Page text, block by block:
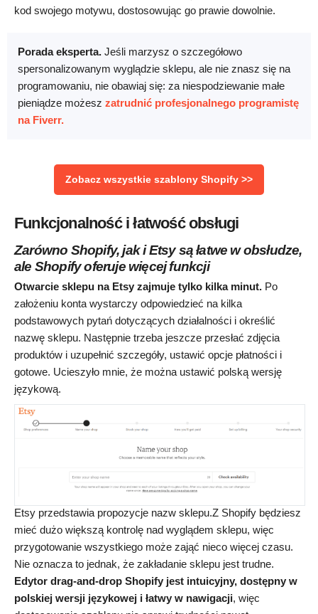
kod swojego motywu, dostosowując go prawie dowolnie.
Porada eksperta. Jeśli marzysz o szczegółowo
spersonalizowanym wyglądzie sklepu, ale nie znasz się na
programowaniu, nie obawiaj się: za niespodziewanie małe
pieniądze możesz zatrudnić profesjonalnego programistę
na Fiverr.
Zobacz wszystkie szablony Shopify >>
Funkcjonalność i łatwość obsługi
Zarówno Shopify, jak i Etsy są łatwe w obsłudze,
ale Shopify oferuje więcej funkcji
Otwarcie sklepu na Etsy zajmuje tylko kilka minut. Po
założeniu konta wystarczy odpowiedzieć na kilka
podstawowych pytań dotyczących działalności i określić
nazwę sklepu. Następnie trzeba jeszcze przesłać zdjęcia
produktów i uzupełnić szczegóły, ustawić opcje płatności i
gotowe. Ucieszyło mnie, że można ustawić polską wersję
językową.
Etsy przedstawia propozycje nazw sklepu.Z Shopify będziesz
mieć dużo większą kontrolę nad wyglądem sklepu, więc
przygotowanie wszystkiego może zająć nieco więcej czasu.
Nie oznacza to jednak, że zakładanie sklepu jest trudne.
Edytor drag-and-drop Shopify jest intuicyjny, dostępny w
polskiej wersji językowej i łatwy w nawigacji, więc